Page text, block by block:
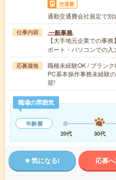
交通費
通勤交通費会社規定で別
仕事内容 一般事務
【大手地元企業での事務
ポート・パソコンでの
応募資格
職種未経験OK / ブラン
PC基本操作事務未経験
迎!
職場の雰囲気
年齢層
20代
30代
気になる! 応募